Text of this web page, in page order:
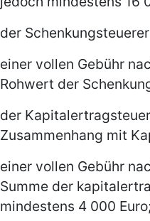
der
einer vollen Gebühr
Rohwert der
der
Zusammenhang mit
einer vollen Gebühr
Summe der
mindestens 4 000 Euro;